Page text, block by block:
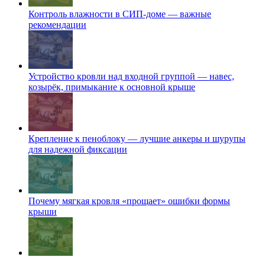
Контроль влажности в СИП-доме — важные
рекомендации
Устройство кровли над входной группой — навес,
козырёк, примыкание к основной крыше
Крепление к пеноблоку — лучшие анкеры и шурупы
для надежной фиксации
Почему мягкая кровля «прощает» ошибки формы
крыши